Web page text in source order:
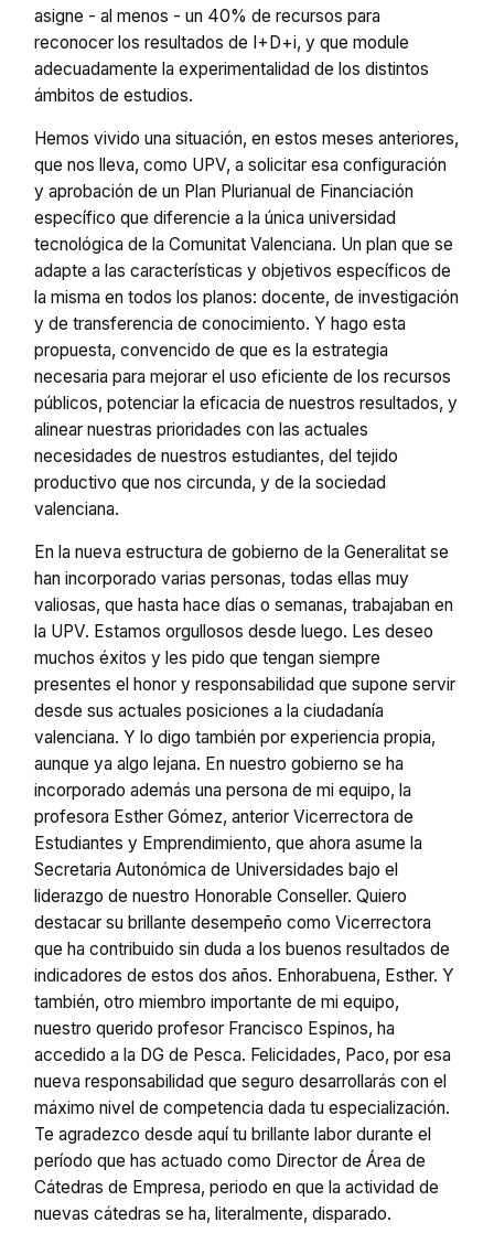
asigne - al menos - un 40% de recursos para
reconocer los resultados de I+D+i, y que module
adecuadamente la experimentalidad de los distintos
ámbitos de estudios.
Hemos vivido una situación, en estos meses anteriores,
que nos lleva, como UPV, a solicitar esa configuración
y aprobación de un Plan Plurianual de Financiación
específico que diferencie a la única universidad
tecnológica de la Comunitat Valenciana. Un plan que se
adapte a las características y objetivos específicos de
la misma en todos los planos: docente, de investigación
y de transferencia de conocimiento. Y hago esta
propuesta, convencido de que es la estrategia
necesaria para mejorar el uso eficiente de los recursos
públicos, potenciar la eficacia de nuestros resultados, y
alinear nuestras prioridades con las actuales
necesidades de nuestros estudiantes, del tejido
productivo que nos circunda, y de la sociedad
valenciana.
En la nueva estructura de gobierno de la Generalitat se
han incorporado varias personas, todas ellas muy
valiosas, que hasta hace días o semanas, trabajaban en
la UPV. Estamos orgullosos desde luego. Les deseo
muchos éxitos y les pido que tengan siempre
presentes el honor y responsabilidad que supone servir
desde sus actuales posiciones a la ciudadanía
valenciana. Y lo digo también por experiencia propia,
aunque ya algo lejana. En nuestro gobierno se ha
incorporado además una persona de mi equipo, la
profesora Esther Gómez, anterior Vicerrectora de
Estudiantes y Emprendimiento, que ahora asume la
Secretaria Autonómica de Universidades bajo el
liderazgo de nuestro Honorable Conseller. Quiero
destacar su brillante desempeño como Vicerrectora
que ha contribuido sin duda a los buenos resultados de
indicadores de estos dos años. Enhorabuena, Esther. Y
también, otro miembro importante de mi equipo,
nuestro querido profesor Francisco Espinos, ha
accedido a la DG de Pesca. Felicidades, Paco, por esa
nueva responsabilidad que seguro desarrollarás con el
máximo nivel de competencia dada tu especialización.
Te agradezco desde aquí tu brillante labor durante el
período que has actuado como Director de Área de
Cátedras de Empresa, periodo en que la actividad de
nuevas cátedras se ha, literalmente, disparado.